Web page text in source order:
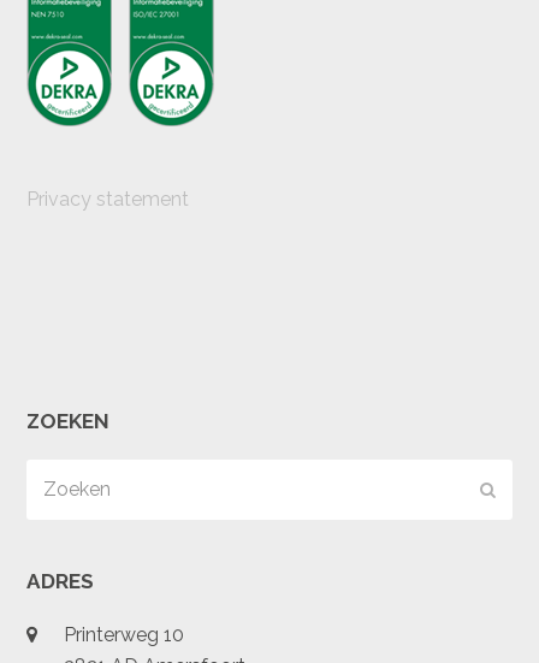
Privacy statement
ZOEKEN
ADRES
Printerweg 10